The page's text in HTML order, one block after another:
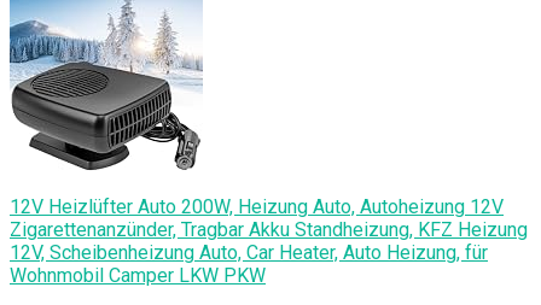
12V Heizlüfter Auto 200W, Heizung Auto, Autoheizung 12V
Zigarettenanzünder, Tragbar Akku Standheizung, KFZ Heizung
12V, Scheibenheizung Auto, Car Heater, Auto Heizung, für
Wohnmobil Camper LKW PKW